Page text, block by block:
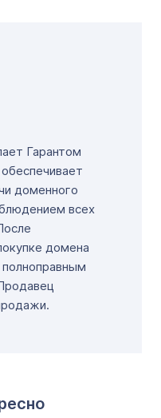
Гарантом
доменного
всех
домена
полноправным